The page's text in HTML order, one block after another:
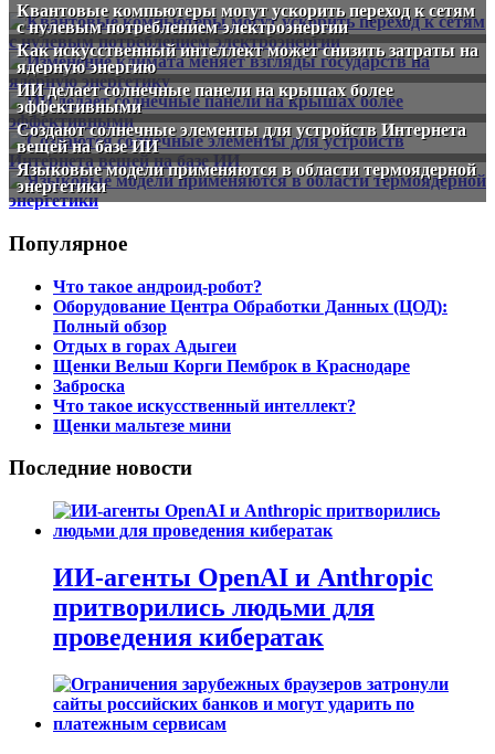
Квантовые компьютеры могут ускорить переход к сетям
с нулевым потреблением электроэнергии
Как искусственный интеллект может снизить затраты на
ядерную энергию
ИИ делает солнечные панели на крышах более
эффективными
Создают солнечные элементы для устройств Интернета
вещей на базе ИИ
Языковые модели применяются в области термоядерной
энергетики
Популярное
Что такое андроид-робот?
Оборудование Центра Обработки Данных (ЦОД):
Полный обзор
Отдых в горах Адыгеи
Щенки Вельш Корги Пемброк в Краснодаре
Заброска
Что такое искусственный интеллект?
Щенки мальтезе мини
Последние новости
ИИ-агенты OpenAI и Anthropic
притворились людьми для
проведения кибератак